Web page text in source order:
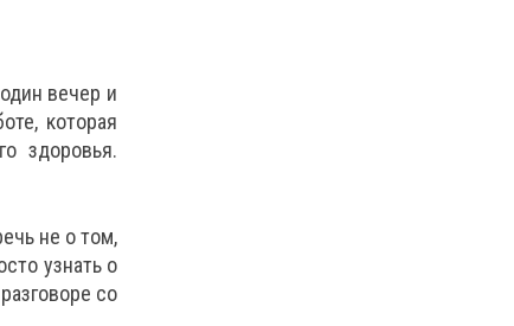
вечер и
которая
здоровья.
не о том,
узнать о
со